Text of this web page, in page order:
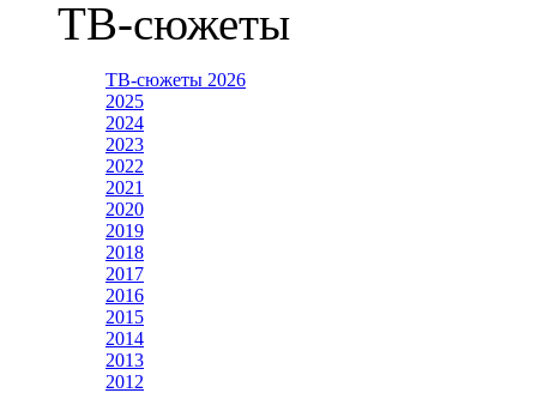
ТВ-сюжеты
ТВ-сюжеты 2026
2025
2024
2023
2022
2021
2020
2019
2018
2017
2016
2015
2014
2013
2012